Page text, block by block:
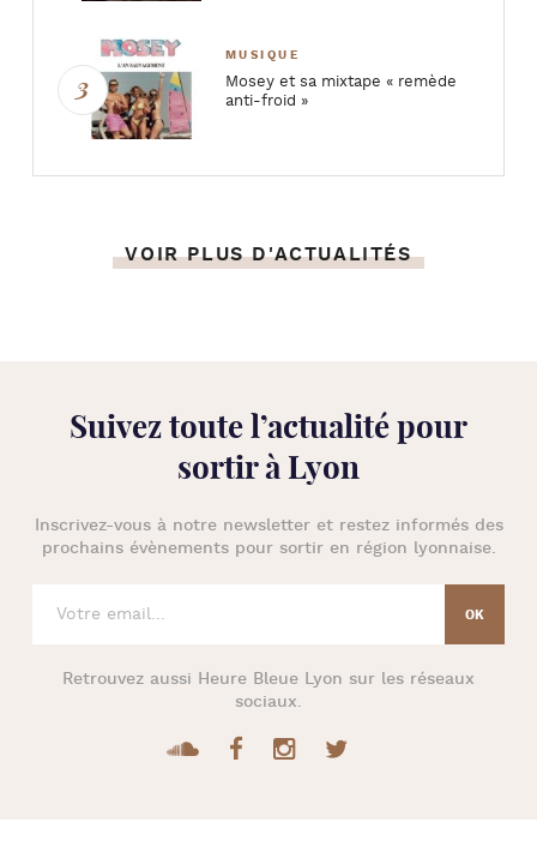
MUSIQUE
Mosey et sa mixtape « remède
anti-froid »
VOIR PLUS D'ACTUALITÉS
Suivez toute l’actualité pour
sortir à Lyon
Inscrivez-vous à notre newsletter et restez informés des
prochains évènements pour sortir en région lyonnaise.
Retrouvez aussi Heure Bleue Lyon sur les réseaux
sociaux.